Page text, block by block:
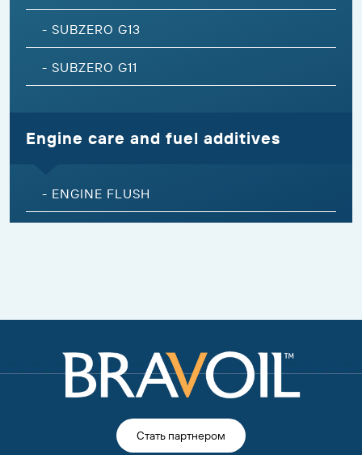
- SUBZERO G13
- SUBZERO G11
Engine care and fuel additives
- ENGINE FLUSH
Стать партнером